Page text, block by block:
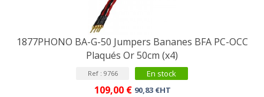
1877PHONO BA-G-50 Jumpers Bananes BFA PC-OCC
Plaqués Or 50cm (x4)
Ref : 9766 En stock
109,00 € 90,83 €HT